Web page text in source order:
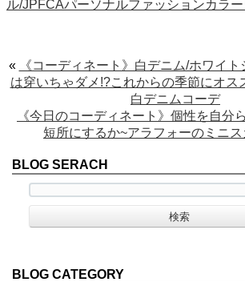
«
《コーディネート》白デニム/ホワイ
は穿いちゃダメ!?これからの季節にオス
白デニムコーデ
《今日のコーディネート》個性を自分
短所にするか~アラフォーのミニ
BLOG SERACH
BLOG CATEGORY